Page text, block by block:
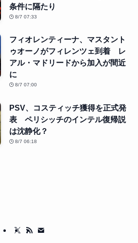
条件に隔たり
8/7 07:33
フィオレンティーナ、マスタント
ゥオーノがフィレンツェ到着 レ
アル・マドリードから加入が間近
に
8/7 07:00
PSV、コスティッチ獲得を正式発
表 ペリシッチのインテル復帰説
は沈静化？
8/7 06:18